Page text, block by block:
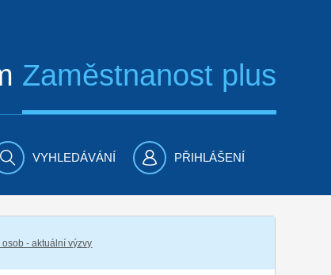
Zaměstnanost plus
VYHLEDÁVÁNÍ PŘIHLÁŠENÍ
- aktuální výzvy